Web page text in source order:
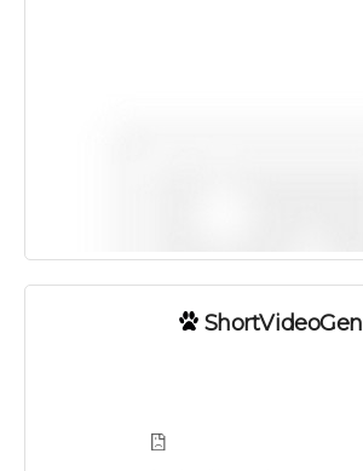
ShortVideoGen